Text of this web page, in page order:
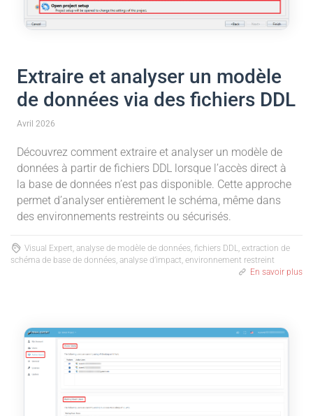
Extraire et analyser un modèle
de données via des fichiers DDL
Avril 2026
Découvrez comment extraire et analyser un modèle de
données à partir de fichiers DDL lorsque l’accès direct à
la base de données n’est pas disponible. Cette approche
permet d’analyser entièrement le schéma, même dans
des environnements restreints ou sécurisés.
Visual Expert, analyse de modèle de données, fichiers DDL, extraction de
schéma de base de données, analyse d’impact, environnement restreint
En savoir plus